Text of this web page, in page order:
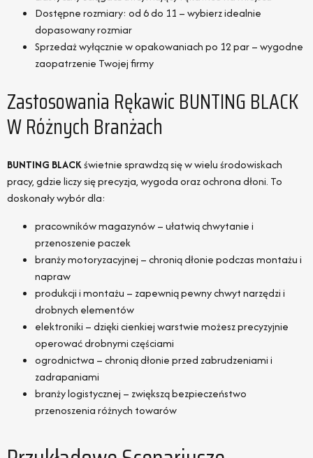
Dostępne rozmiary: od 6 do 11 – wybierz idealnie
dopasowany rozmiar
Sprzedaż wyłącznie w opakowaniach po 12 par – wygodne
zaopatrzenie Twojej firmy
Zastosowania Rękawic BUNTING BLACK
W Różnych Branżach
BUNTING BLACKświetnie sprawdzą się w wielu środowiskach
pracy, gdzie liczy się precyzja, wygoda oraz ochrona dłoni. To
doskonały wybór dla:
pracowników magazynów – ułatwią chwytanie i
przenoszenie paczek
branży motoryzacyjnej – chronią dłonie podczas montażu i
napraw
produkcji i montażu – zapewnią pewny chwyt narzędzi i
drobnych elementów
elektroniki – dzięki cienkiej warstwie możesz precyzyjnie
operować drobnymi częściami
ogrodnictwa – chronią dłonie przed zabrudzeniami i
zadrapaniami
branży logistycznej – zwiększą bezpieczeństwo
przenoszenia różnych towarów